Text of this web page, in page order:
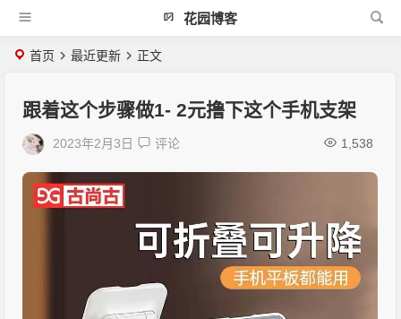
花园博客
首页 最近更新 正文
跟着这个步骤做1- 2元撸下这个手机支架
2023年2月3日 评论 1,538